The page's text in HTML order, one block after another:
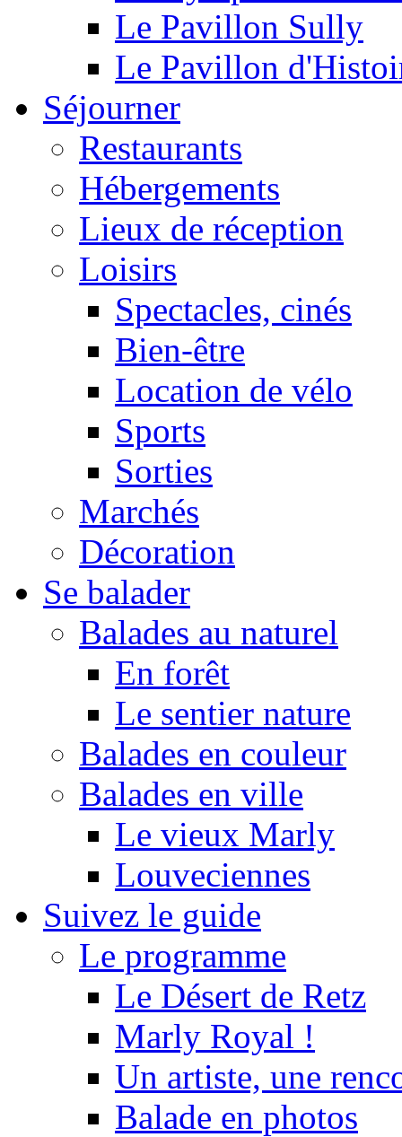
Le Pavillon Sully
Le Pavillon
Séjourner
Restaurants
Hébergements
Lieux de réception
Loisirs
Spectacles, cinés
Bien-être
Location de vélo
Sports
Sorties
Marchés
Décoration
Se balader
Balades au naturel
En forêt
Le sentier nature
Balades en couleur
Balades en ville
Le vieux Marly
Louveciennes
Suivez le guide
Le programme
Le Désert de Retz
Marly Royal !
Un artiste, une
Balade en photos